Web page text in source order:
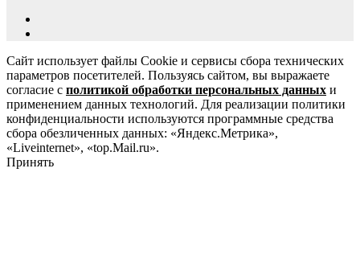
Сайт использует файлы Cookie и сервисы сбора технических
параметров посетителей. Пользуясь сайтом, вы выражаете
согласие с политикой обработки персональных данных и
применением данных технологий. Для реализации политики
конфиденциальности используются программные средства
сбора обезличенных данных: «Яндекс.Метрика»,
«Liveinternet», «top.Mail.ru».
Принять